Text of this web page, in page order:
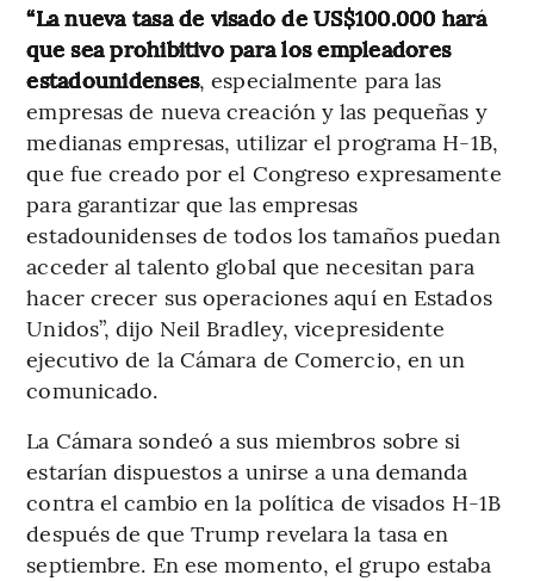
“La nueva tasa de visado de US$100.000 hará
que sea prohibitivo para los empleadores
estadounidenses, especialmente para las
empresas de nueva creación y las pequeñas y
medianas empresas, utilizar el programa H-1B,
que fue creado por el Congreso expresamente
para garantizar que las empresas
estadounidenses de todos los tamaños puedan
acceder al talento global que necesitan para
hacer crecer sus operaciones aquí en Estados
Unidos”, dijo Neil Bradley, vicepresidente
ejecutivo de la Cámara de Comercio, en un
comunicado.
La Cámara sondeó a sus miembros sobre si
estarían dispuestos a unirse a una demanda
contra el cambio en la política de visados H-1B
después de que Trump revelara la tasa en
septiembre. En ese momento, el grupo estaba